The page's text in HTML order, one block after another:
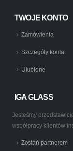
TWOJE KONTO
Zamówienia
Szczegóły konta
Ulubione
IGA GLASS
Jesteśmy
współpracy klientów
Zostań partnerem